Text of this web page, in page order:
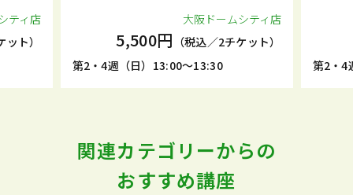
ティ店
ト）
大阪ドームシティ店
5,500円 （税込／2チケット）
第2・4週（日）13:00～13:30
第2・4
関連カテゴリーからの
おすすめ講座